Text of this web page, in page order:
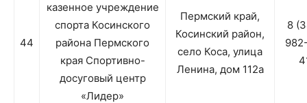
44
казенное учреждение
спорта Косинского
района Пермского
края Спортивно-
досуговый центр
«Лидер»
Пермский край,
Косинский район,
село Коса, улица
Ленина, дом 112а
8